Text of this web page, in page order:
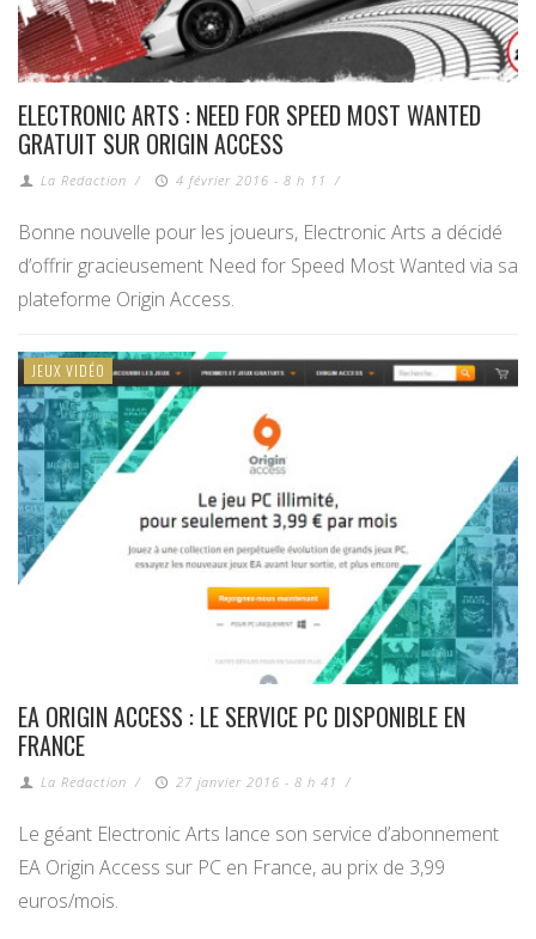
ELECTRONIC ARTS : NEED FOR SPEED MOST WANTED
GRATUIT SUR ORIGIN ACCESS
La Redaction / 4 février 2016 - 8 h 11 /
Bonne nouvelle pour les joueurs, Electronic Arts a décidé
d’offrir gracieusement Need for Speed Most Wanted via sa
plateforme Origin Access.
JEUX VIDÉO
EA ORIGIN ACCESS : LE SERVICE PC DISPONIBLE EN
FRANCE
La Redaction / 27 janvier 2016 - 8 h 41 /
Le géant Electronic Arts lance son service d’abonnement
EA Origin Access sur PC en France, au prix de 3,99
euros/mois.